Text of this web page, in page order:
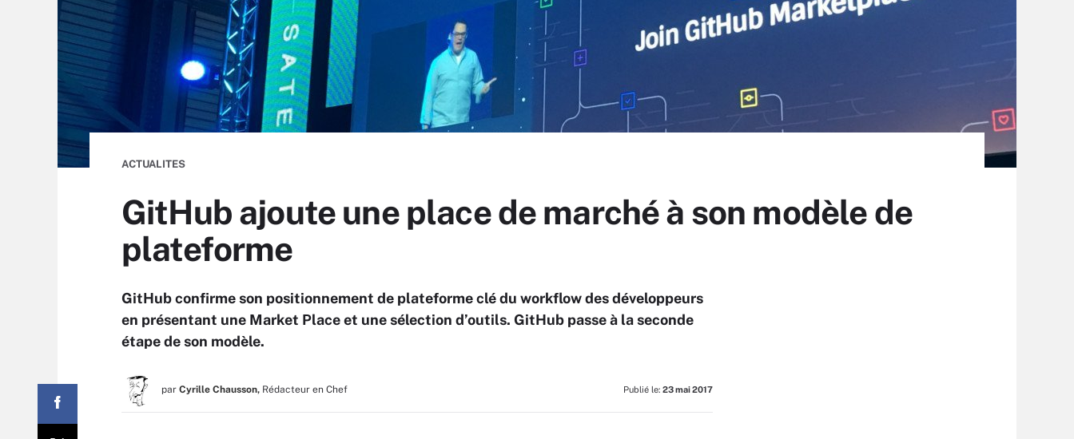
ACTUALITES
GitHub ajoute une place de marché à son modèle de
plateforme
GitHub confirme son positionnement de plateforme clé du workflow des développeurs
en présentant une Market Place et une sélection d’outils. GitHub passe à la seconde
étape de son modèle.
par Cyrille Chausson, Rédacteur en Chef Publié le: 23 mai 2017